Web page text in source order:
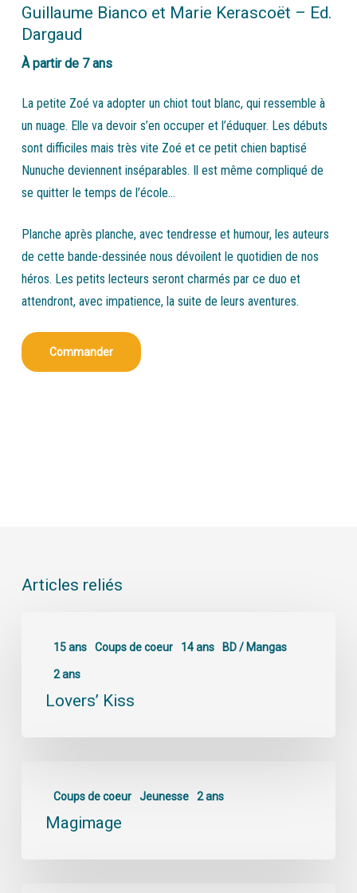
Guillaume Bianco et Marie Kerascoët – Ed.
Dargaud
À partir de 7 ans
La petite Zoé va adopter un chiot tout blanc, qui ressemble à
un nuage. Elle va devoir s’en occuper et l’éduquer. Les débuts
sont difficiles mais très vite Zoé et ce petit chien baptisé
Nunuche deviennent inséparables. Il est même compliqué de
se quitter le temps de l’école…
Planche après planche, avec tendresse et humour, les auteurs
de cette bande-dessinée nous dévoilent le quotidien de nos
héros. Les petits lecteurs seront charmés par ce duo et
attendront, avec impatience, la suite de leurs aventures.
Commander
Articles reliés
15 ans Coups de coeur 14 ans BD / Mangas
2 ans
Lovers’ Kiss
Coups de coeur Jeunesse 2 ans
Magimage